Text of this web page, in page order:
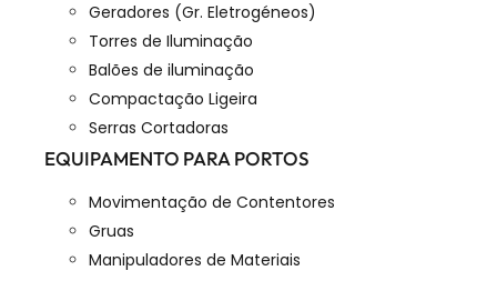
Geradores (Gr. Eletrogéneos)
Torres de Iluminação
Balões de iluminação
Compactação Ligeira
Serras Cortadoras
EQUIPAMENTO PARA PORTOS
Movimentação de Contentores
Gruas
Manipuladores de Materiais